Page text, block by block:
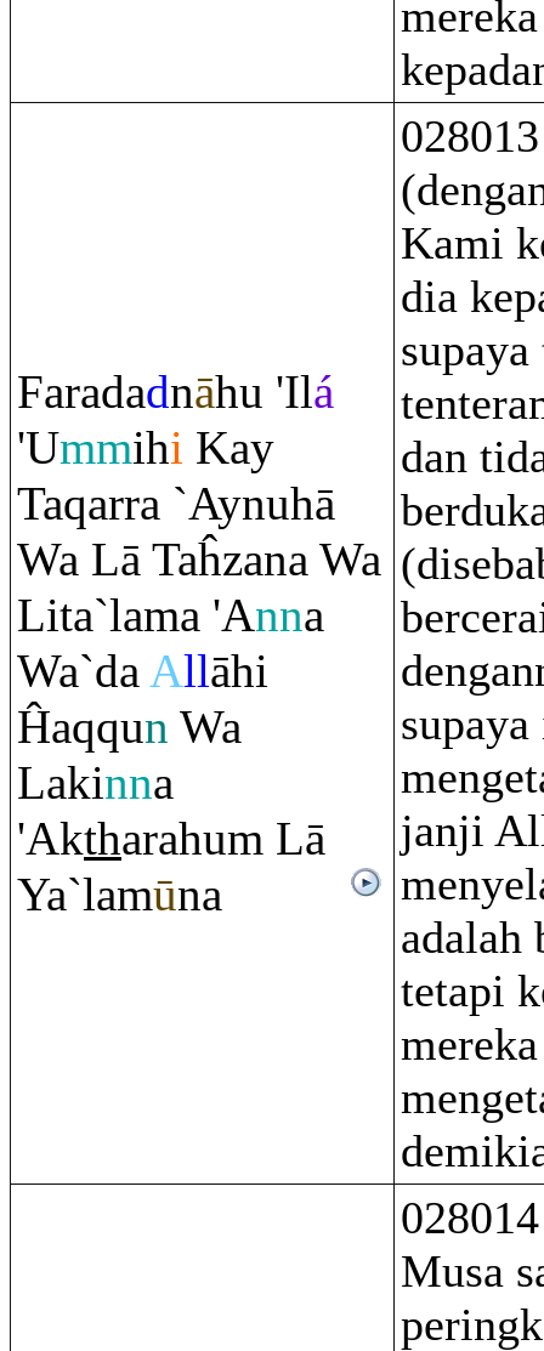
Faradadnāhu 'Ilá
'Ummihi Kay
Taqarra `Aynuhā
Wa Lā Taĥzana Wa
Lita`lama 'Anna
Wa`daAllāhi
Ĥaqqun Wa
Lakinna
'Aktharahum Lā
Ya`lamūna
Kami
dia
supaya
dan
supaya
janji
adalah
tetapi
Musa